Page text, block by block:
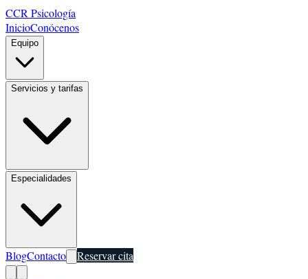
CCR Psicología
InicioConócenos
Equipo
Servicios y tarifas
Especialidades
BlogContacto Reservar cita